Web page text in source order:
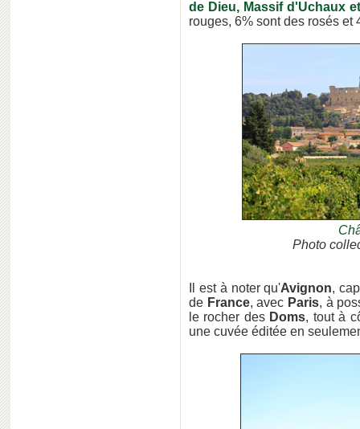
de Dieu, Massif d'Uchaux
rouges, 6% sont des rosés et
Photo
Il est à noter qu'Avignon,
de France, avec Paris, à
le rocher des Doms, tout à
une cuvée éditée en